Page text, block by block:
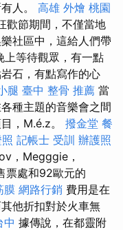
人。 高雄 外燴 桃園
歡節期間，不僅當地
社區中，這給人們帶
上等待觀眾，有一點
石，有點寫作的心
腿 臺中 整骨 推薦 當
種主題的音樂會之間
，M.é.z。 撥金堂 餐
記帳士 受訓 辦護照
，Megggie，
票處和92歐元的
膜 網路行銷 費用是在
他折扣對於火車無
中 據傳說，在都靈附